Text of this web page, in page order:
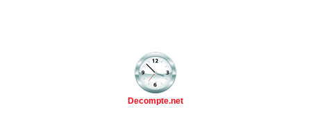
Decompte.net